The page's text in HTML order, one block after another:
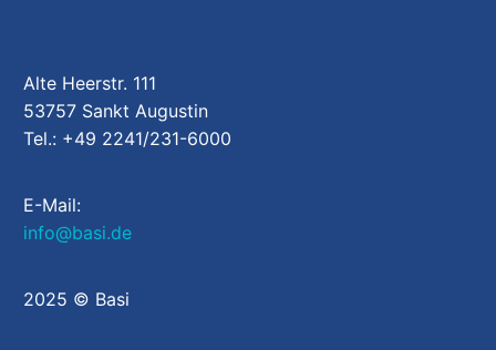
Alte Heerstr. 111
53757 Sankt Augustin
Tel.: +49 2241/231-6000
E-Mail:
info@basi.de
2025 © Basi